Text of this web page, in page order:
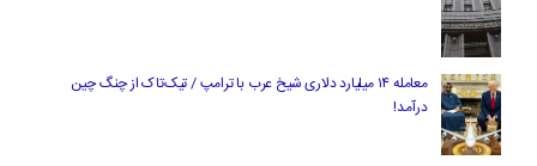
معامله ۱۴ میلیارد دلاری شیخ عرب با ترامپ / تیک‌تاک از چنگ چین
درآمد!